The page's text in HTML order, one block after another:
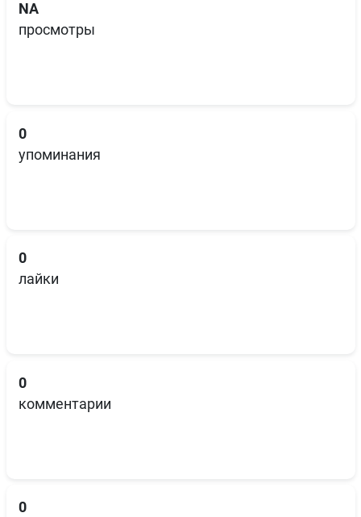
NA
просмотры
0
упоминания
0
лайки
0
комментарии
0